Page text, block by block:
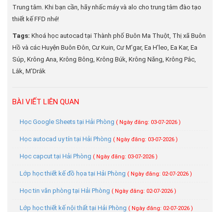
Trung tâm. Khi bạn cần, hãy nhấc máy và alo cho trung tâm đào tạo
thiết kế FFD nhé!
Tags: Khoá học autocad tại Thành phố Buôn Ma Thuột, Thị xã Buôn
Hồ và các Huyện Buôn Đôn, Cư Kuin, Cư M'gar, Ea H'leo, Ea Kar, Ea
Súp, Krông Ana, Krông Bông, Krông Búk, Krông Năng, Krông Pắc,
Lắk, M'Drắk
BÀI VIẾT LIÊN QUAN
Học Google Sheets tại Hải Phòng ( Ngày đăng: 03-07-2026 )
Học autocad uy tín tại Hải Phòng ( Ngày đăng: 03-07-2026 )
Học capcut tại Hải Phòng ( Ngày đăng: 03-07-2026 )
Lớp học thiết kế đồ họa tại Hải Phòng ( Ngày đăng: 02-07-2026 )
Học tin văn phòng tại Hải Phòng ( Ngày đăng: 02-07-2026 )
Lớp học thiết kế nội thất tại Hải Phòng ( Ngày đăng: 02-07-2026 )